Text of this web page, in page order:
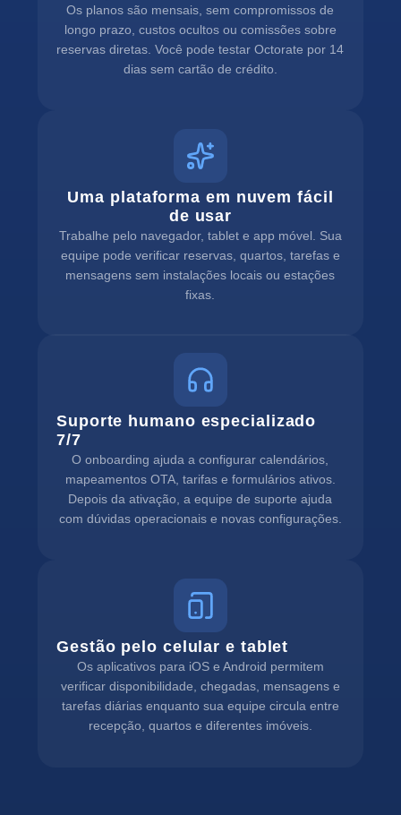
Os planos são mensais, sem compromissos de
longo prazo, custos ocultos ou comissões sobre
reservas diretas. Você pode testar Octorate por 14
dias sem cartão de crédito.
Uma plataforma em nuvem fácil
de usar
Trabalhe pelo navegador, tablet e app móvel. Sua
equipe pode verificar reservas, quartos, tarefas e
mensagens sem instalações locais ou estações
fixas.
Suporte humano especializado
7/7
O onboarding ajuda a configurar calendários,
mapeamentos OTA, tarifas e formulários ativos.
Depois da ativação, a equipe de suporte ajuda
com dúvidas operacionais e novas configurações.
Gestão pelo celular e tablet
Os aplicativos para iOS e Android permitem
verificar disponibilidade, chegadas, mensagens e
tarefas diárias enquanto sua equipe circula entre
recepção, quartos e diferentes imóveis.